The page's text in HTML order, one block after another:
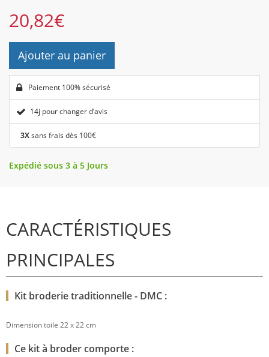
20,82€
Ajouter au panier
Paiement 100% sécurisé
14j pour changer d’avis
3Xsans frais dès 100€
Expédié sous 3 à 5 Jours
CARACTÉRISTIQUES
PRINCIPALES
Kit broderie traditionnelle - DMC :
Dimension toile 22 x 22 cm
Ce kit à broder comporte :